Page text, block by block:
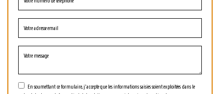
En soumettant ce formulaire, j'accepte que les informations saisies soient exploitées dans le